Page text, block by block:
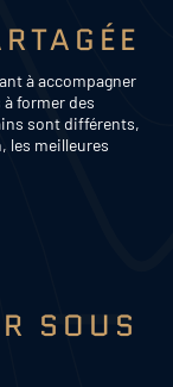
à accompagner
former des
sont différents,
les meilleures
SOUS